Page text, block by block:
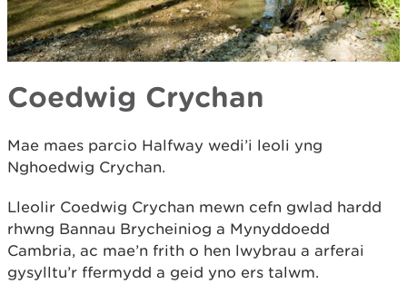
Coedwig Crychan
Mae maes parcio Halfway wedi’i leoli yng
Nghoedwig Crychan.
Lleolir Coedwig Crychan mewn cefn gwlad hardd
rhwng Bannau Brycheiniog a Mynyddoedd
Cambria, ac mae’n frith o hen lwybrau a arferai
gysylltu’r ffermydd a geid yno ers talwm.